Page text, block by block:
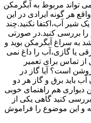
تواند مربوط به آبگرمکن
هر گونه ایرادی در این
شیر آب،اکتفا نکنید.چند
را بررسی کنید.در صورتی
به سراغ آبگرمکن بوید و
یا گازی،آب را داغ نمی
تماس برای تعمیر
است؟ آیا گاز در
باید برق و گاز هر دو
هم راهنمای خوبی
کنید گاهی یکی از
و این موضوع را فراموش